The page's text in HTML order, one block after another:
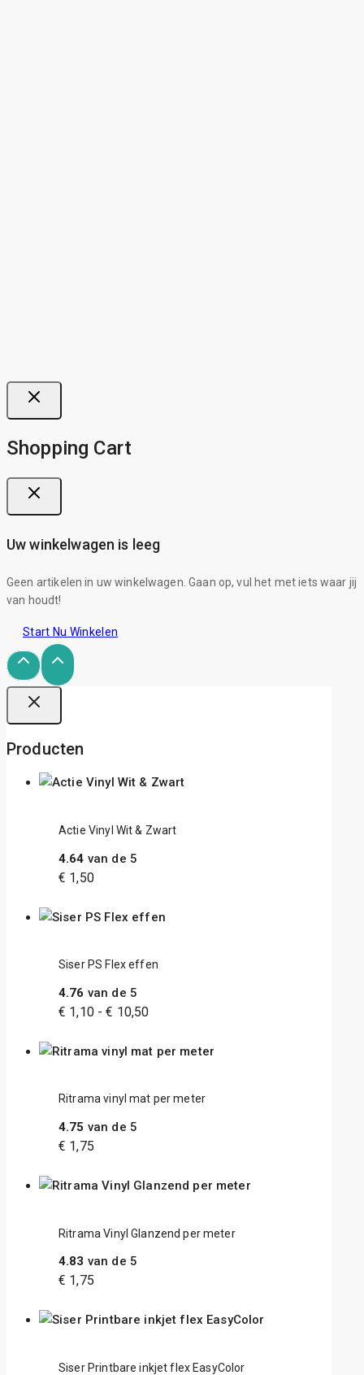
Shopping Cart
Uw winkelwagen is leeg
Geen artikelen in uw winkelwagen. Gaan op, vul het met iets waar jij
van houdt!
Start Nu Winkelen
Producten
Actie Vinyl Wit & Zwart
4.64 van de 5
€ 1,50
Siser PS Flex effen
4.76 van de 5
€ 1,10 - € 10,50
Ritrama vinyl mat per meter
4.75 van de 5
€ 1,75
Ritrama Vinyl Glanzend per meter
4.83 van de 5
€ 1,75
Siser Printbare inkjet flex EasyColor